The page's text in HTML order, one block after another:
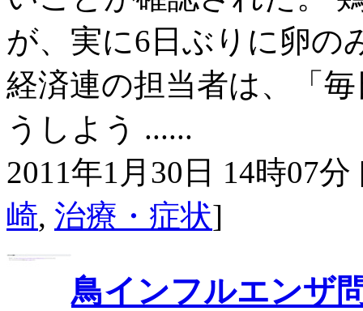
が、実に6日ぶりに卵の
経済連の担当者は、「
うしよう ......
2011年1月30日 14時07分
崎, 治療・症状]
鳥インフルエンザ